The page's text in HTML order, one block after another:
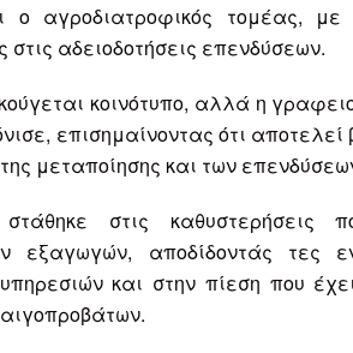
ο αγροδιατροφικός τομέας,
στις αδειοδοτήσεις επενδύσεων.
κοινότυπο, αλλά η
επισημαίνοντας ότι
μεταποίησης και των
στις καθυστερήσεις
εξαγωγών, αποδίδοντάς
υπηρεσιών και στην πίεση που